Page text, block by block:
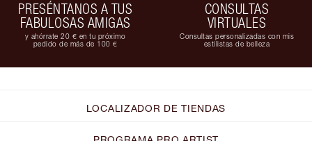
PRESÉNTANOS A TUS
FABULOSAS AMIGAS
y ahórrate 20 € en tu próximo
pedido de más de 100 €
CONSULTAS
VIRTUALES
Consultas personalizadas con mis
estilistas de belleza
LOCALIZADOR DE TIENDAS